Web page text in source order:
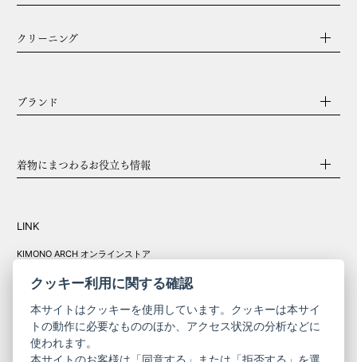
クリーニング
ブランド
着物にまつわるお役立ち情報
LINK
KIMONO ARCH オンラインストア
きものやまと振
クッキー利用に関する確認
本サイトはクッキーを使用しています。クッキーは本サイ
トの動作に必要なもののほか、アクセス状況の分析などに
使われます。
本サイトのお客様は「同意する」または「拒否する」を選